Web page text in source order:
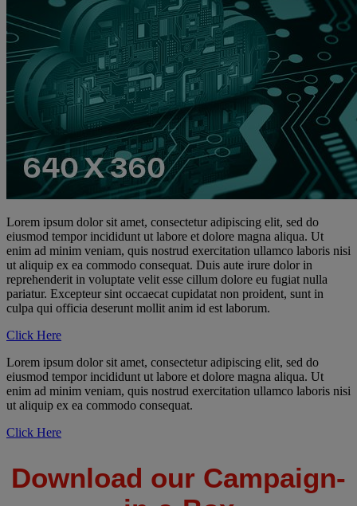
Lorem ipsum dolor sit amet, consectetur adipiscing elit, sed do
eiusmod tempor incididunt ut labore et dolore magna aliqua. Ut
enim ad minim veniam, quis nostrud exercitation ullamco laboris nisi
ut aliquip ex ea commodo consequat. Duis aute irure dolor in
reprehenderit in voluptate velit esse cillum dolore eu fugiat nulla
pariatur. Excepteur sint occaecat cupidatat non proident, sunt in
culpa qui officia deserunt mollit anim id est laborum.
Click Here
Lorem ipsum dolor sit amet, consectetur adipiscing elit, sed do
eiusmod tempor incididunt ut labore et dolore magna aliqua. Ut
enim ad minim veniam, quis nostrud exercitation ullamco laboris nisi
ut aliquip ex ea commodo consequat.
Click Here
Download our Campaign-